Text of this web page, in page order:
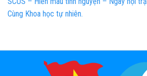
Cùng Khoa học tự nhiên.